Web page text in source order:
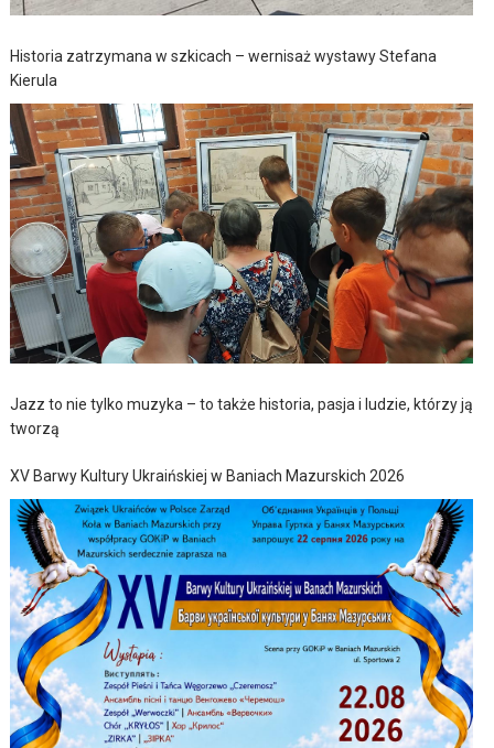
Historia zatrzymana w szkicach – wernisaż wystawy Stefana
Kierula
Jazz to nie tylko muzyka – to także historia, pasja i ludzie, którzy ją
tworzą
XV Barwy Kultury Ukraińskiej w Baniach Mazurskich 2026